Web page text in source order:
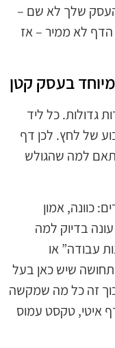
שלך לא שם –
הדף לא ממיר – אז
בעסק קטן
גדולות. כל ליד
של לחץ. לכן דף
למה שהגולש
כוונה, אמון
בדיוק למה
עבודה” או
שיש כאן בעל
זה כל מה שמקשה
איטי, טקסט עמוס